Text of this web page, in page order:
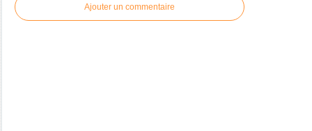
Ajouter un commentaire